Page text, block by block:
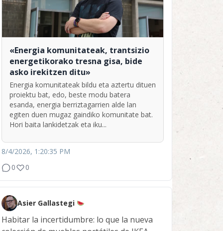
«Energia komunitateak, trantsizio
energetikorako tresna gisa, bide
asko irekitzen ditu»
Energia komunitateak bildu eta aztertu dituen
proiektu bat, edo, beste modu batera
esanda, energia berriztagarrien alde lan
egiten duen mugaz gaindiko komunitate bat.
Hori baita lankidetzak eta iku...
8/4/2026, 1:20:35 PM
0
0
Asier Gallastegi
Habitar la incertidumbre: lo que la nueva